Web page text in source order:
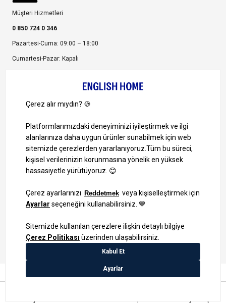
Müşteri Hizmetleri
0 850 724 0 346
Pazartesi-Cuma: 09:00 – 18:00
Cumartesi-Pazar: Kapalı
Ayrıcalıklardan yararlanmak için uygulamamızı indirin.
1000 TL ve Üzeri Alışverişlerinizde Kargo Bedava!
Bilgi Toplum Hizmetleri
KVKK Veri İşleme Politikamız